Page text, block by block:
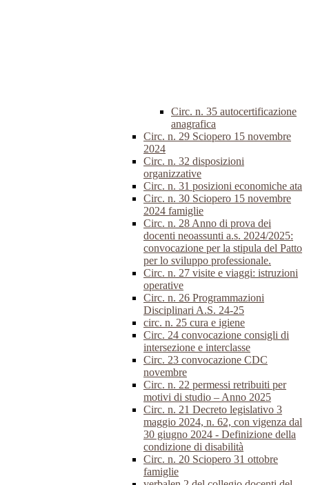
Circ. n. 35 autocertificazione
anagrafica
Circ. n. 29 Sciopero 15 novembre
2024
Circ. n. 32 disposizioni
organizzative
Circ. n. 31 posizioni economiche ata
Circ. n. 30 Sciopero 15 novembre
2024 famiglie
Circ. n. 28 Anno di prova dei
docenti neoassunti a.s. 2024/2025:
convocazione per la stipula del Patto
per lo sviluppo professionale.
Circ. n. 27 visite e viaggi: istruzioni
operative
Circ. n. 26 Programmazioni
Disciplinari A.S. 24-25
circ. n. 25 cura e igiene
Circ. 24 convocazione consigli di
intersezione e interclasse
Circ. 23 convocazione CDC
novembre
Circ. n. 22 permessi retribuiti per
motivi di studio – Anno 2025
Circ. n. 21 Decreto legislativo 3
maggio 2024, n. 62, con vigenza dal
30 giugno 2024 - Definizione della
condizione di disabilità
Circ. n. 20 Sciopero 31 ottobre
famiglie